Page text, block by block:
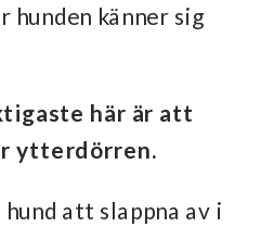
hunden känner sig
här är att
ytterdörren.
att slappna av i